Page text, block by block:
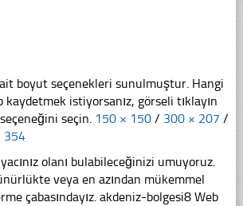
boyut seçenekleri sunulmuştur. Hangi
istiyorsanız, görseli tıklayın
seçin. 150 × 150 / 300 × 207 /
354
olanı bulabileceğinizi umuyoruz.
veya en azından mükemmel
çabasındayız. akdeniz-bolgesi8 Web